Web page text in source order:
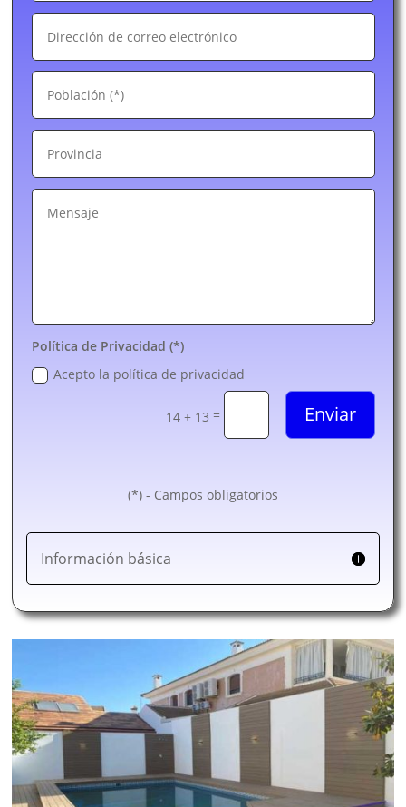
Política de Privacidad (*)
Acepto la política de privacidad
14 + 13 = Enviar
(*) - Campos obligatorios
Información básica